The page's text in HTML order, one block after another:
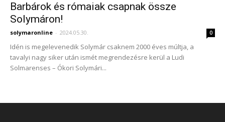
Barbárok és rómaiak csapnak össze
Solymáron!
solymaronline - 2024.05.30. 0
Idén is megelevenedik Solymár csaknem 2000 éves múltja, a
tavalyi nagy siker után ismét megrendezésre kerül a Ludi
Solmarenses – Ókori Solymári...